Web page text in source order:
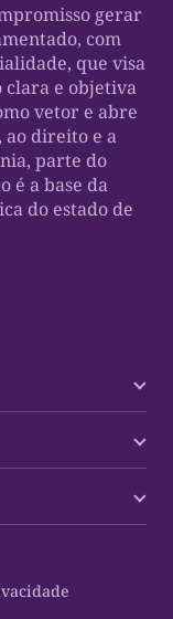
gerar
com
que visa
clara e objetiva
vetor e abre
ao direito e a
parte do
é a base da
do estado de